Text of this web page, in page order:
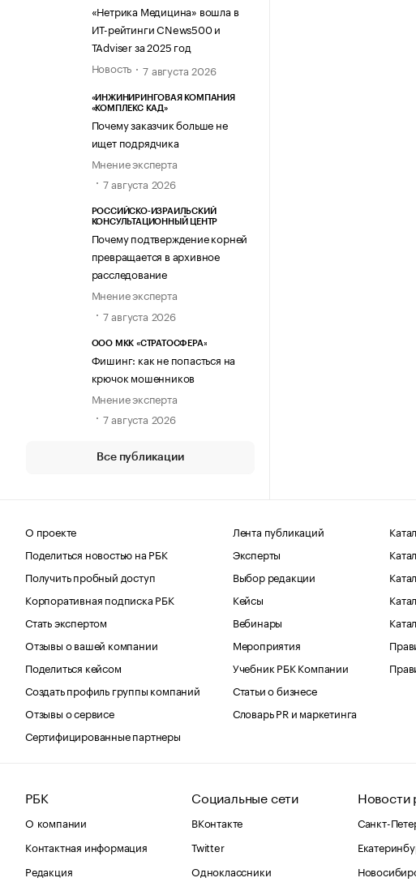
«Нетрика Медицина» вошла в
ИТ-рейтинги CNews500 и
TAdviser за 2025 год
Новость
7 августа 2026
«ИНЖИНИРИНГОВАЯ КОМПАНИЯ
«КОМПЛЕКС КАД»
Почему заказчик больше не
ищет подрядчика
Мнение эксперта
7 августа 2026
РОССИЙСКО-ИЗРАИЛЬСКИЙ
КОНСУЛЬТАЦИОННЫЙ ЦЕНТР
Почему подтверждение корней
превращается в архивное
расследование
Мнение эксперта
7 августа 2026
ООО МКК «СТРАТОСФЕРА»
Фишинг: как не попасться на
крючок мошенников
Мнение эксперта
7 августа 2026
Все публикации
О проекте
Поделиться новостью на РБК
Получить пробный доступ
Корпоративная подписка РБК
Стать экспертом
Отзывы о вашей компании
Поделиться кейсом
Создать профиль группы компаний
Отзывы о сервисе
Сертифицированные партнеры
Лента публикаций
Эксперты
Выбор редакции
Кейсы
Вебинары
Мероприятия
Учебник РБК Компании
Статьи о бизнесе
Словарь PR и маркетинга
РБК
О компании
Контактная информация
Редакция
Социальные сети
ВКонтакте
Twitter
Одноклассники
Новости
Санкт-